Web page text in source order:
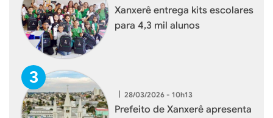
Xanxerê entrega kits escolares
para 4,3 mil alunos
| 28/03/2026 - 10h13
Prefeito de Xanxerê apresenta